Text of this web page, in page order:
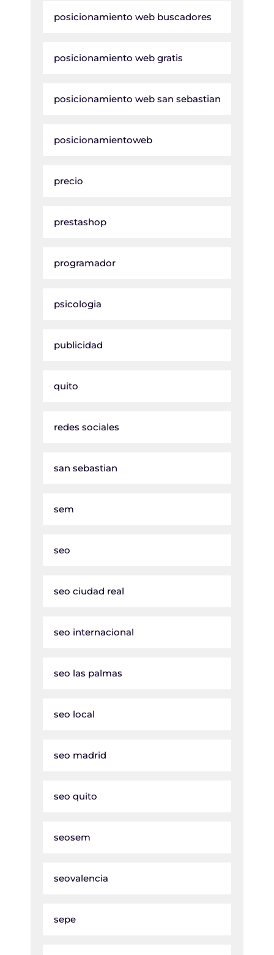
posicionamiento web buscadores
posicionamiento web gratis
posicionamiento web san sebastian
posicionamientoweb
precio
prestashop
programador
psicologia
publicidad
quito
redes sociales
san sebastian
sem
seo
seo ciudad real
seo internacional
seo las palmas
seo local
seo madrid
seo quito
seosem
seovalencia
sepe